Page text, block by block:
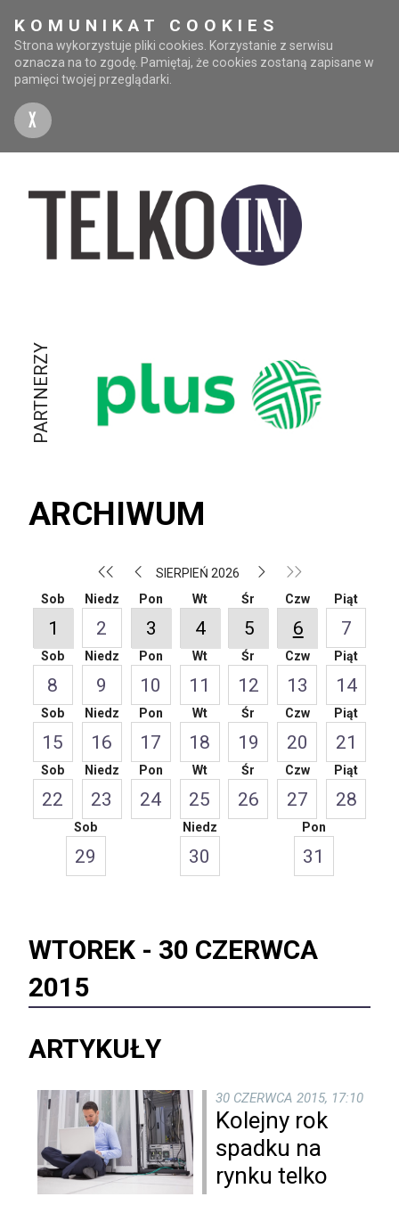
KOMUNIKAT COOKIES
Strona wykorzystuje pliki cookies. Korzystanie z serwisu
oznacza na to zgodę. Pamiętaj, że cookies zostaną zapisane w
pamięci twojej przeglądarki.
X
PARTNERZY
ARCHIWUM
SIERPIEŃ 2026
Sob
1
Niedz
2
Pon
3
Wt
4
Śr
5
Czw
6
Piąt
7
Sob
8
Niedz
9
Pon
10
Wt
11
Śr
12
Czw
13
Piąt
14
Sob
15
Niedz
16
Pon
17
Wt
18
Śr
19
Czw
20
Piąt
21
Sob
22
Niedz
23
Pon
24
Wt
25
Śr
26
Czw
27
Piąt
28
Sob
29
Niedz
30
Pon
31
WTOREK - 30 CZERWCA
2015
ARTYKUŁY
30 CZERWCA 2015, 17:10
Kolejny rok
spadku na
rynku telko